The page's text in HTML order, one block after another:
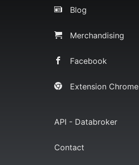
Blog
Merchandising
Facebook
Extension Chrome
API - Databroker
Contact